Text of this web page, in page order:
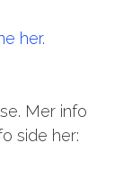
her.
Mer info
side her: